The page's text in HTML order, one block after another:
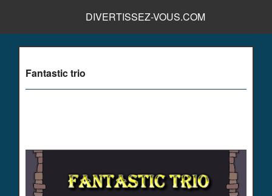
DIVERTISSEZ-VOUS.COM
Fantastic trio